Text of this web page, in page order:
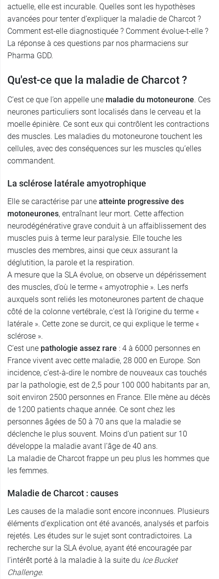
actuelle, elle est incurable. Quelles sont les hypothèses
avancées pour tenter d’expliquer la maladie de Charcot ?
Comment est-elle diagnostiquée ? Comment évolue-t-elle ?
La réponse à ces questions par nos pharmaciens sur
Pharma GDD.
Qu'est-ce que la maladie de Charcot ?
C’est ce que l’on appelle une maladie du motoneurone. Ces
neurones particuliers sont localisés dans le cerveau et la
moelle épinière. Ce sont eux qui contrôlent les contractions
des muscles. Les maladies du motoneurone touchent les
cellules, avec des conséquences sur les muscles qu’elles
commandent.
La sclérose latérale amyotrophique
Elle se caractérise par une atteinte progressive des
motoneurones, entraînant leur mort. Cette affection
neurodégénérative grave conduit à un affaiblissement des
muscles puis à terme leur paralysie. Elle touche les
muscles des membres, ainsi que ceux assurant la
déglutition, la parole et la respiration.
A mesure que la SLA évolue, on observe un dépérissement
des muscles, d’où le terme « amyotrophie ». Les nerfs
auxquels sont reliés les motoneurones partent de chaque
côté de la colonne vertébrale, c’est là l’origine du terme «
latérale ». Cette zone se durcit, ce qui explique le terme «
sclérose ».
C’est une pathologie assez rare : 4 à 6000 personnes en
France vivent avec cette maladie, 28 000 en Europe. Son
incidence, c’est-à-dire le nombre de nouveaux cas touchés
par la pathologie, est de 2,5 pour 100 000 habitants par an,
soit environ 2500 personnes en France. Elle mène au décès
de 1200 patients chaque année. Ce sont chez les
personnes âgées de 50 à 70 ans que la maladie se
déclenche le plus souvent. Moins d’un patient sur 10
développe la maladie avant l’âge de 40 ans.
La maladie de Charcot frappe un peu plus les hommes que
les femmes.
Maladie de Charcot : causes
Les causes de la maladie sont encore inconnues. Plusieurs
éléments d’explication ont été avancés, analysés et parfois
rejetés. Les études sur le sujet sont contradictoires. La
recherche sur la SLA évolue, ayant été encouragée par
l’intérêt porté à la maladie à la suite du Ice Bucket
Challenge.